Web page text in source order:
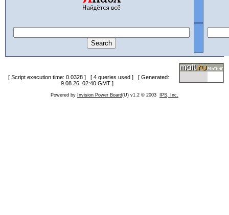
[ Script execution time: 0.0328 ] [ 4 queries used ] [ Generated:
9.08.26, 02:40 GMT ]
Powered by Invision Power Board(U) v1.2 © 2003 IPS, Inc.